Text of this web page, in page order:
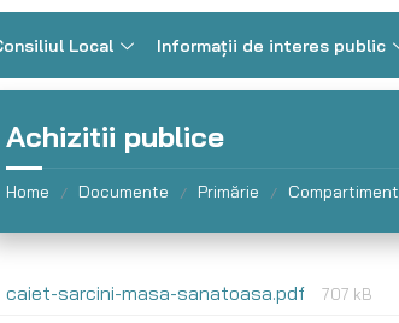
Local Informații de interes public
Achizitii publice
Home / Documente / Primărie /
caiet-sarcini-masa-sanatoasa.pdf 707 kB